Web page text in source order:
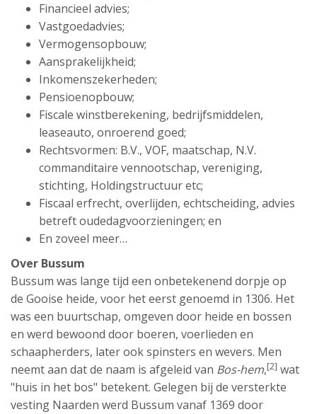
Financieel advies;
Vastgoedadvies;
Vermogensopbouw;
Aansprakelijkheid;
Inkomenszekerheden;
Pensioenopbouw;
Fiscale winstberekening, bedrijfsmiddelen,
leaseauto, onroerend goed;
Rechtsvormen: B.V., VOF, maatschap, N.V.
commanditaire vennootschap, vereniging,
stichting, Holdingstructuur etc;
Fiscaal erfrecht, overlijden, echtscheiding, advies
betreft oudedagvoorzieningen; en
En zoveel meer…
Over Bussum
Bussum was lange tijd een onbetekenend dorpje op
de Gooise heide, voor het eerst genoemd in 1306. Het
was een buurtschap, omgeven door heide en bossen
en werd bewoond door boeren, voerlieden en
schaapherders, later ook spinsters en wevers. Men
neemt aan dat de naam is afgeleid van Bos-hem,[2] wat
"huis in het bos" betekent. Gelegen bij de versterkte
vesting Naarden werd Bussum vanaf 1369 door